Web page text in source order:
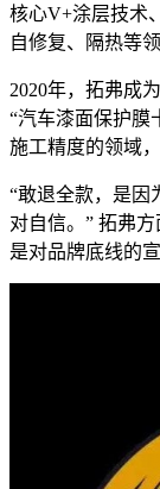
核心V+涂层技术
自修复、隔热等
2020年，拓弗成
“汽车漆面保护膜
施工精度的领域
“敢退全款，是因
对自信。” 拓弗
是对品牌底线的宣